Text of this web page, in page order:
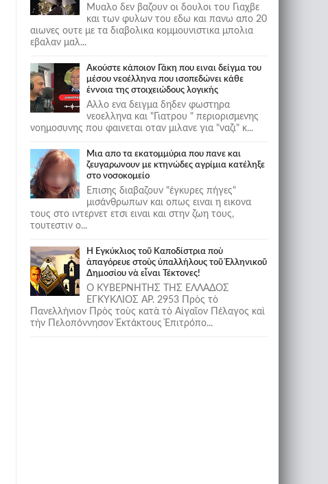
Μυαλο δεν βαζουν οι δουλοι του Γιαχβε
και των φυλων του εδω και πανω απο 20
αιωνες ουτε με τα διαβολικα κομμουνιστικα μπολια
εβαλαν μαλ...
Ακούστε κάποιον Γάκη που ειναι δείγμα του
μέσου νεοέλληνα που ισοπεδώνει κάθε
έννοια της στοιχειώδους λογικής
Αλλο ενα δειγμα δηδεν φωστηρα
νεοελληνα και "Γιατρου " περιορισμενης
νοημοσυνης που φαινεται οταν μιλανε για "ναζι" κ...
Μια απο τα εκατομμύρια που πανε και
ζευγαρωνουν με κτηνώδες αγρίμια κατέληξε
στο νοσοκομείο
Επισης διαβαζουν "έγκυρες πήγες"
μισάνθρωπων και οπως ειναι η εικονα
τους στο ιντερνετ ετσι ειναι και στην ζωη τους,
τουτεστιν ο...
Ἡ Ἐγκύκλιος τοῦ Καποδίστρια ποὺ
ἀπαγόρευε στοὺς ὑπαλλήλους τοῦ Ἑλληνικοῦ
Δημοσίου νὰ εἶναι Τέκτονες!
Ο ΚΥΒΕΡΝΗΤΗΣ ΤΗΣ ΕΛΛΑΔΟΣ
ΕΓΚΥΚΛΙΟΣ ΑΡ. 2953 Πρὸς τὸ
Πανελλήνιον Πρὸς τοὺς κατὰ τὸ Αἰγαῖον Πέλαγος καὶ
τὴν Πελοπόννησον Ἐκτάκτους Ἐπιτρόπο...